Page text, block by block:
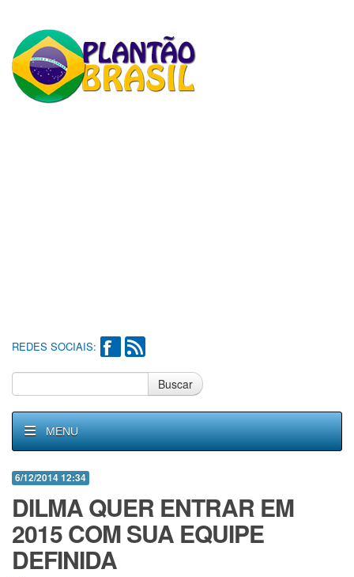
REDES SOCIAIS:
Buscar
MENU
6/12/2014 12:34
DILMA QUER ENTRAR EM
2015 COM SUA EQUIPE
DEFINIDA